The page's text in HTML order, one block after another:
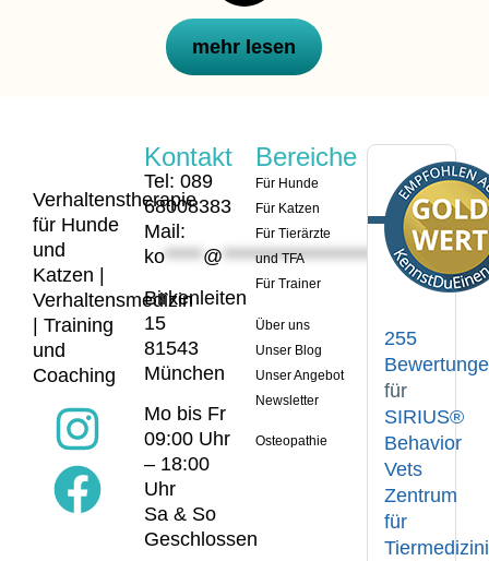
mehr lesen
Verhaltenstherapie
für Hunde
und
Katzen |
Verhaltensmedizin
| Training
und
Coaching
Kontakt
Tel: 089
68008383
Mail:
ko*****@*********************
er.de
Birkenleiten
15
81543
München
Mo bis Fr
09:00 Uhr
– 18:00
Uhr
Sa & So
Geschlossen
Bereiche
Für Hunde
Für Katzen
Für Tierärzte
und TFA
Für Trainer
Über uns
Unser Blog
Unser Angebot
Newsletter
Osteopathie
255
für
SIRIUS®
Behavior
Vets
Zentrum
für